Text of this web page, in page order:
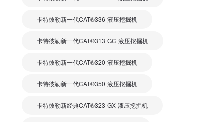
卡特彼勒新一代CAT®336 液压挖掘机
卡特彼勒新一代CAT®313 GC 液压挖掘机
卡特彼勒新一代CAT®320 液压挖掘机
卡特彼勒新一代CAT®350 液压挖掘机
卡特彼勒新经典CAT®323 GX 液压挖掘机